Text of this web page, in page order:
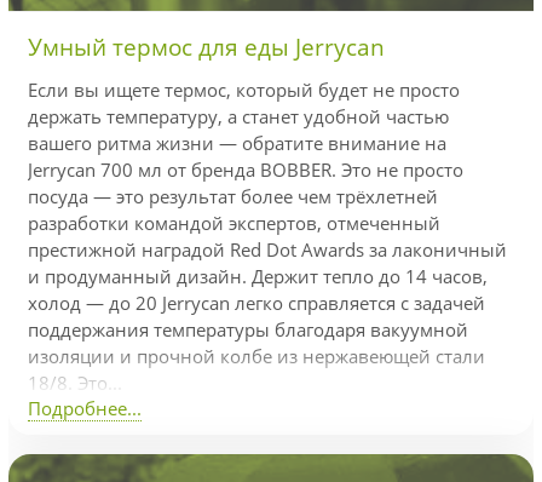
Умный термос для еды Jerrycan
Если вы ищете термос, который будет не просто
держать температуру, а станет удобной частью
вашего ритма жизни — обратите внимание на
Jerrycan 700 мл от бренда BOBBER. Это не просто
посуда — это результат более чем трёхлетней
разработки командой экспертов, отмеченный
престижной наградой Red Dot Awards за лаконичный
и продуманный дизайн. Держит тепло до 14 часов,
холод — до 20 Jerrycan легко справляется с задачей
поддержания температуры благодаря вакуумной
изоляции и прочной колбе из нержавеющей стали
18/8. Это...
Подробнее...